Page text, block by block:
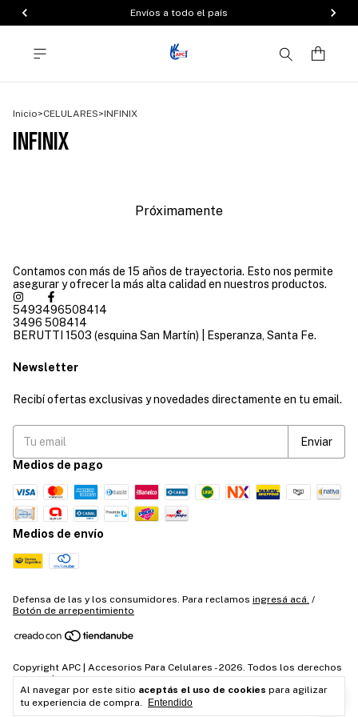
Envíos a todo el país
Al navegar por este sitio aceptás el uso de cookies para agilizar
tu experiencia de compra.
Entendido
Inicio>CELULARES>INFINIX
INFINIX
Próximamente
Contamos con más de 15 años de trayectoria. Esto nos permite
asegurar y ofrecer la más alta calidad en nuestros productos.
5493496508414
3496 508414
BERUTTI 1503 (esquina San Martín) | Esperanza, Santa Fe.
Newsletter
Recibí ofertas exclusivas y novedades directamente en tu email.
Medios de pago
Medios de envío
Defensa de las y los consumidores. Para reclamos ingresá acá. /
Botón de arrepentimiento
Copyright APC | Accesorios Para Celulares - 2026. Todos los derechos
reservados.